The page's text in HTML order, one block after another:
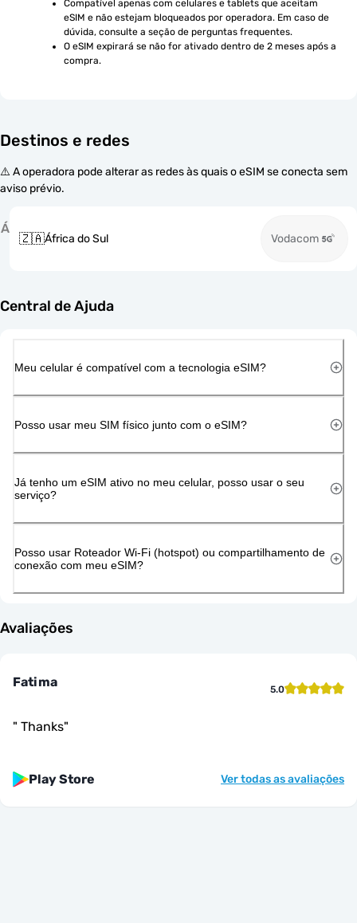
Compatível apenas com celulares e tablets que aceitam
eSIM e não estejam bloqueados por operadora. Em caso de
dúvida, consulte a seção de perguntas frequentes.
O eSIM expirará se não for ativado dentro de 2 meses após a
compra.
Destinos e redes
⚠️ A operadora pode alterar as redes às quais o eSIM se conecta sem
aviso prévio.
Á
🇿🇦África do Sul Vodacom
Central de Ajuda
Meu celular é compatível com a tecnologia eSIM?
Posso usar meu SIM físico junto com o eSIM?
Já tenho um eSIM ativo no meu celular, posso usar o seu
serviço?
Posso usar Roteador Wi-Fi (hotspot) ou compartilhamento de
conexão com meu eSIM?
Avaliações
Fatima 5.0
" Thanks"
Play Store Ver todas as avaliações